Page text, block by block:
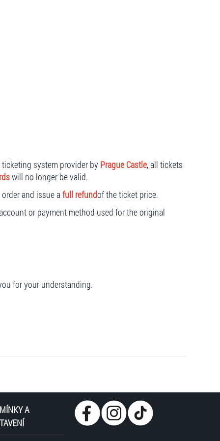
system provider by Prague Castle, all tickets
will no longer be valid.
and issue afull refundof the ticket price.
or payment method used for the original
for your understanding.
A